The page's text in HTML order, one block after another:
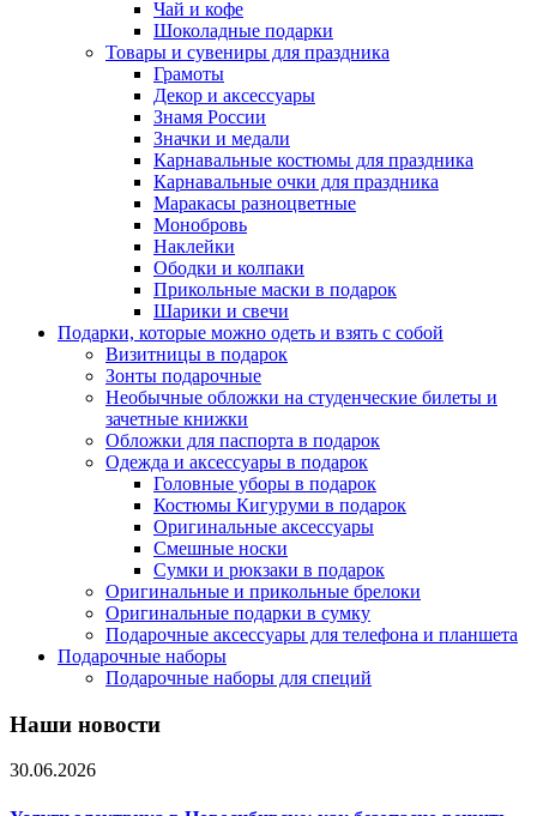
Чай и кофе
Шоколадные подарки
Товары и сувениры для праздника
Грамоты
Декор и аксессуары
Знамя России
Значки и медали
Карнавальные костюмы для праздника
Карнавальные очки для праздника
Маракасы разноцветные
Монобровь
Наклейки
Ободки и колпаки
Прикольные маски в подарок
Шарики и свечи
Подарки, которые можно одеть и взять с собой
Визитницы в подарок
Зонты подарочные
Необычные обложки на студенческие билеты и
зачетные книжки
Обложки для паспорта в подарок
Одежда и аксессуары в подарок
Головные уборы в подарок
Костюмы Кигуруми в подарок
Оригинальные аксессуары
Смешные носки
Сумки и рюкзаки в подарок
Оригинальные и прикольные брелоки
Оригинальные подарки в сумку
Подарочные аксессуары для телефона и планшета
Подарочные наборы
Подарочные наборы для специй
Наши новости
30.06.2026